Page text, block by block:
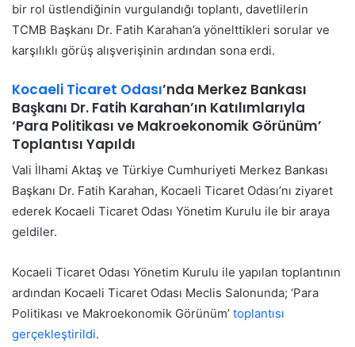
bir rol üstlendiğinin vurgulandığı toplantı, davetlilerin
TCMB Başkanı Dr. Fatih Karahan’a yönelttikleri sorular ve
karşılıklı görüş alışverişinin ardından sona erdi.
Kocaeli Ticaret Odası’nda Merkez Bankası
Başkanı Dr. Fatih Karahan’ın Katılımlarıyla
‘Para Politikası ve Makroekonomik Görünüm’
Toplantısı Yapıldı
Vali İlhami Aktaş ve Türkiye Cumhuriyeti Merkez Bankası
Başkanı Dr. Fatih Karahan, Kocaeli Ticaret Odası’nı ziyaret
ederek Kocaeli Ticaret Odası Yönetim Kurulu ile bir araya
geldiler.
Kocaeli Ticaret Odası Yönetim Kurulu ile yapılan toplantının
ardından Kocaeli Ticaret Odası Meclis Salonunda; ‘Para
Politikası ve Makroekonomik Görünüm’ toplantısı
gerçekleştirildi.